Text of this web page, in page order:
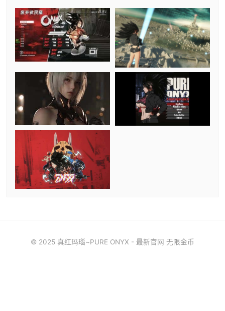
© 2025 真红玛瑙~PURE ONYX - 最新官网 无限金币